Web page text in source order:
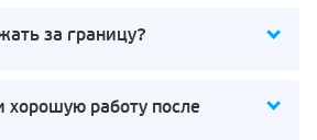
за границу?
хорошую работу после